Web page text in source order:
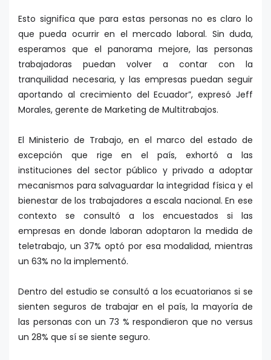
Esto significa que para estas personas no es claro lo
que pueda ocurrir en el mercado laboral. Sin duda,
esperamos que el panorama mejore, las personas
trabajadoras puedan volver a contar con la
tranquilidad necesaria, y las empresas puedan seguir
aportando al crecimiento del Ecuador”, expresó Jeff
Morales, gerente de Marketing de Multitrabajos.
El Ministerio de Trabajo, en el marco del estado de
excepción que rige en el país, exhortó a las
instituciones del sector público y privado a adoptar
mecanismos para salvaguardar la integridad física y el
bienestar de los trabajadores a escala nacional. En ese
contexto se consultó a los encuestados si las
empresas en donde laboran adoptaron la medida de
teletrabajo, un 37% optó por esa modalidad, mientras
un 63% no la implementó.
Dentro del estudio se consultó a los ecuatorianos si se
sienten seguros de trabajar en el país, la mayoría de
las personas con un 73 % respondieron que no versus
un 28% que sí se siente seguro.